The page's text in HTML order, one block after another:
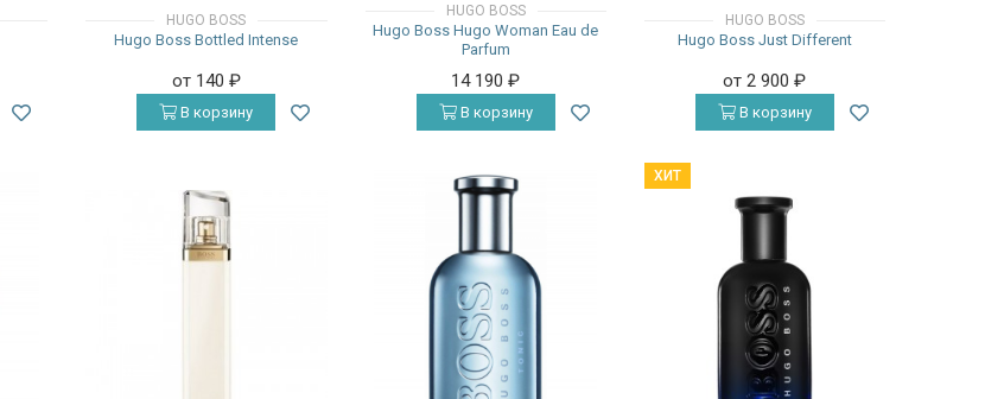
HUGO BOSS
Hugo Boss Bottled Intense
от 140 ₽
В корзину
HUGO BOSS
Hugo Boss Hugo Woman Eau de
Parfum
14 190₽
В корзину
HUGO BOSS
Hugo Boss Just Different
от 2 900₽
В корзину
ХИТ